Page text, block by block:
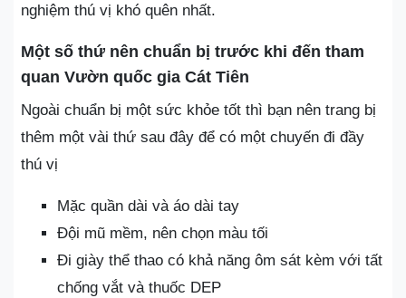
nghiệm thú vị khó quên nhất.
Một số thứ nên chuẩn bị trước khi đến tham
quan Vườn quốc gia Cát Tiên
Ngoài chuẩn bị một sức khỏe tốt thì bạn nên trang bị
thêm một vài thứ sau đây để có một chuyến đi đầy
thú vị
Mặc quần dài và áo dài tay
Đội mũ mềm, nên chọn màu tối
Đi giày thể thao có khả năng ôm sát kèm với tất
chống vắt và thuốc DEP